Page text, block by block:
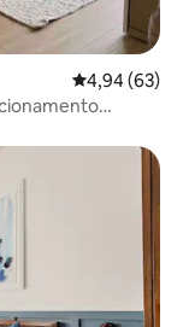
Classificação
4,94 (63)